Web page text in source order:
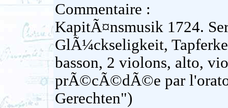
Commentaire :
KapitÃ¤nsmusik 1724.
GlÃ¼ckseligkeit,
basson, 2 violons, alto,
prÃ©cÃ©dÃ©e par
Gerechten")